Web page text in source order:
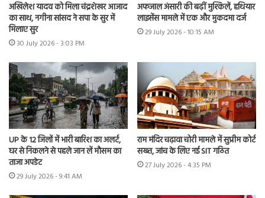
अखिलेश यादव को मिला चंद्रशेखर आजाद
का साथ, नगीना सांसद ने सपा के सुर में
मिलाए सुर
30 July 2026 - 3:03 PM
अफजाल अंसारी की बढ़ीं मुश्किलें, हथियार
लाइसेंस मामले में एक और मुकदमा दर्ज
29 July 2026 - 10:15 AM
UP के 12 जिलों में भारी बारिश का अलर्ट,
घर से निकलने से पहले जान लें मौसम का
ताजा अपडेट
29 July 2026 - 9:41 AM
राम मंदिर चढ़ावा चोरी मामले में सुप्रीम कोर्ट
सख्त, जांच के लिए नई SIT गठित
27 July 2026 - 4:35 PM